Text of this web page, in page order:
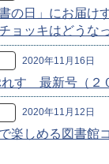
書の日」にお届
ョッキはどうな
2020年11月16日
す 最新号（２
2020年11月12日
楽しめる図書館